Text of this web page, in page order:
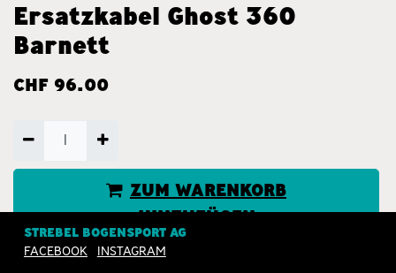
Ersatzkabel Ghost 360
Barnett
CHF 96.00
ZUM WARENKORB
HINZUFÜGEN
JETZT KAUFEN
STREBEL BOGENSPORT AG
FACEBOOK
INSTAGRAM